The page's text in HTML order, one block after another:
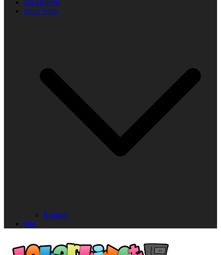
Bli medlem
Mina Sidor
Kontakt
Om